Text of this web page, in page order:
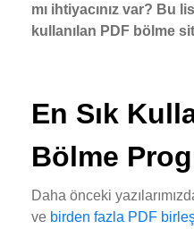
mı ihtiyacınız var? Bu
kullanılan PDF bölme
En Sık
Bölme
Daha önceki
ve birden fazla PDF